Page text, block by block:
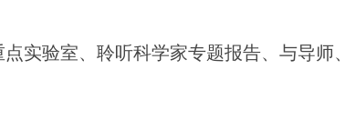
实验室、聆听科学家专题报告、与导